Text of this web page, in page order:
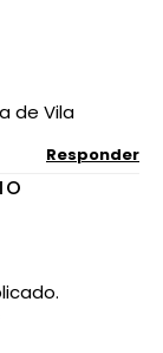
de Vila
Responder